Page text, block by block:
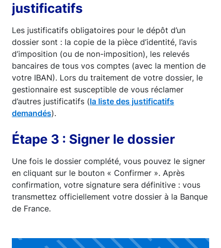
justificatifs
Les justificatifs obligatoires pour le dépôt d’un
dossier sont : la copie de la pièce d’identité, l’avis
d’imposition (ou de non-imposition), les relevés
bancaires de tous vos comptes (avec la mention de
votre IBAN). Lors du traitement de votre dossier, le
gestionnaire est susceptible de vous réclamer
d’autres justificatifs (la liste des justificatifs
demandés).
Étape 3 : Signer le dossier
Une fois le dossier complété, vous pouvez le signer
en cliquant sur le bouton « Confirmer ». Après
confirmation, votre signature sera définitive : vous
transmettez officiellement votre dossier à la Banque
de France.